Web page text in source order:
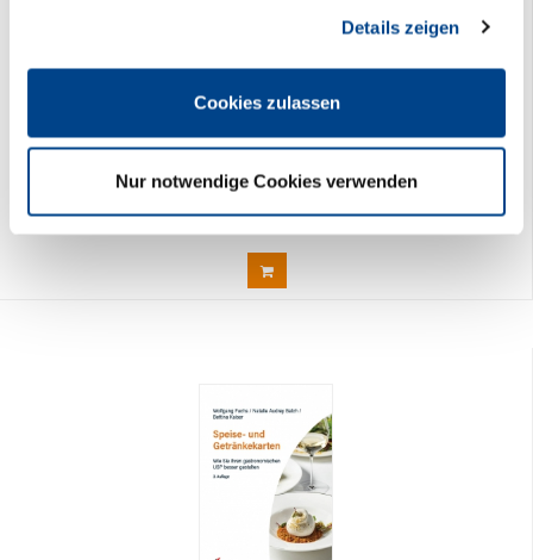
Cookies, wenn Sie unsere Webseite weiterhin nutzen.
Details zeigen
Cookies zulassen
Nur notwendige Cookies verwenden
Zimmerbelegungskalender 2027
16,90 € *